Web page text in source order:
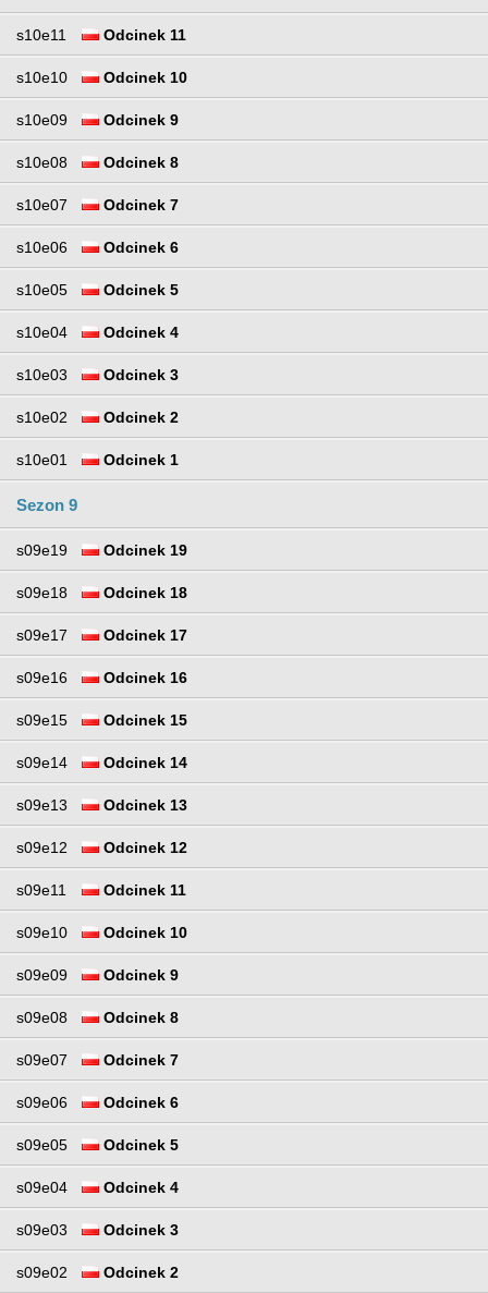
s10e11 Odcinek 11
s10e10 Odcinek 10
s10e09 Odcinek 9
s10e08 Odcinek 8
s10e07 Odcinek 7
s10e06 Odcinek 6
s10e05 Odcinek 5
s10e04 Odcinek 4
s10e03 Odcinek 3
s10e02 Odcinek 2
s10e01 Odcinek 1
Sezon 9
s09e19 Odcinek 19
s09e18 Odcinek 18
s09e17 Odcinek 17
s09e16 Odcinek 16
s09e15 Odcinek 15
s09e14 Odcinek 14
s09e13 Odcinek 13
s09e12 Odcinek 12
s09e11 Odcinek 11
s09e10 Odcinek 10
s09e09 Odcinek 9
s09e08 Odcinek 8
s09e07 Odcinek 7
s09e06 Odcinek 6
s09e05 Odcinek 5
s09e04 Odcinek 4
s09e03 Odcinek 3
s09e02 Odcinek 2